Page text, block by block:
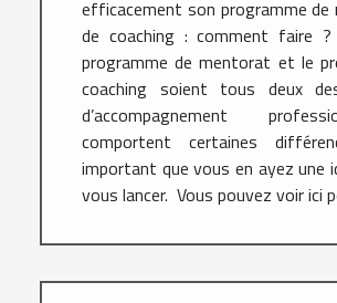
efficacement son programme
de coaching : comment faire
programme de mentorat et le
coaching soient tous deux
d’accompagnement
comportent certaines
important que vous en ayez une
vous lancer. Vous pouvez voir ici